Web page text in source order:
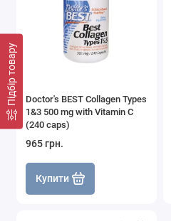
Підбір товару
Doctor's BEST Collagen Types
1&3 500 mg with Vitamin C
(240 caps)
965 грн.
Купити